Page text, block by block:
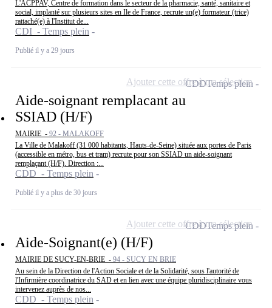
L'ACPPAV, Centre de formation dans le secteur de la pharmacie, santé, sanitaire et
social, implanté sur plusieurs sites en Ile de France, recrute un(e) formateur (trice)
rattaché(e) à l'Institut de...
CDI - Temps plein
Publié il y a 29 jours
Aide-soignant remplacant au
SSIAD (H/F)
MAIRIE - 92 - MALAKOFF
La Ville de Malakoff (31 000 habitants, Hauts-de-Seine) située aux portes de Paris
(accessible en métro, bus et tram) recrute pour son SSIAD un aide-soignant
remplaçant (H/F). Direction :...
CDD - Temps plein
Publié il y a plus de 30 jours
CDDTemps plein
Ajouter cette offre à ma sélection
Aide-Soignant(e) (H/F)
MAIRIE DE SUCY-EN-BRIE - 94 - SUCY EN BRIE
Au sein de la Direction de l'Action Sociale et de la Solidarité, sous l'autorité de
l'Infirmière coordinatrice du SAD et en lien avec une équipe pluridisciplinaire vous
intervenez auprès de nos...
CDD - Temps plein
CDDTemps plein
Ajouter cette offre à ma sélection